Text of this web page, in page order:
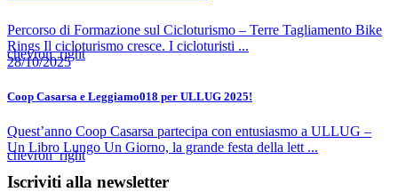
Percorso di Formazione sul Cicloturismo – Terre Tagliamento Bike
Rings Il cicloturismo cresce. I cicloturisti ...
chevron_right
28/10/2025
Coop Casarsa e Leggiamo018 per ULLUG 2025!
Quest’anno Coop Casarsa partecipa con entusiasmo a ULLUG –
Un Libro Lungo Un Giorno, la grande festa della lett ...
chevron_right
Iscriviti alla newsletter